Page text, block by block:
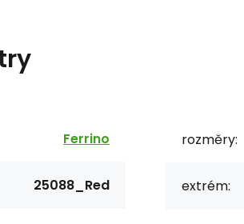
Ferrino
25088_Red
rozměry:
extrém: